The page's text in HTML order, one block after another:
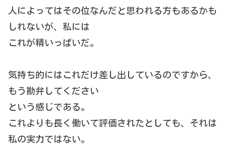
人によってはその位なんだと思われる方もあるかも
しれないが、私には
これが精いっぱいだ。
気持ち的にはこれだけ差し出しているのですから、
もう勘弁してください
という感じである。
これよりも長く働いて評価されたとしても、それは
私の実力ではない。